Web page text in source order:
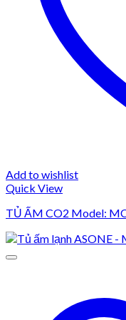
Add to wishlist
Quick View
TỦ ẤM CO2 Model: